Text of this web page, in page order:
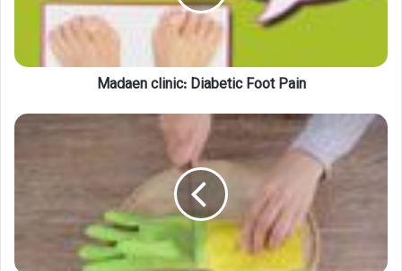
Madaen clinic: Diabetic Foot Pain
Violet:
Violet
Household